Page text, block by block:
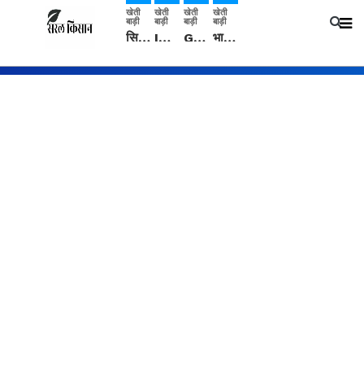
खेती
बाड़ी
सिरसा: कृषि विज्ञान केंद्र की बैठक में फसल बीमा विधि कारण व कृषि उद्यमिता बढ़ावा देने पर चर्चा
खेती
बाड़ी
IMD: राजस्थान में प्री-मानसून की सामान्य से 74% अधिक बारिश, दस्तक में देरी और मानसून कमजोर रहेगा
खेती
बाड़ी
Guar Ka Rate: ग्वार के भाव में हल्की बढ़ोतरी, बढ़ सकता है बुवाई का रकबा
खेती
बाड़ी
भारत में 29 मई से शुरु होगी प्री-मानसून बारिश, ECMWF विदेशी मौसम एजेंसी का पूर्वानुमान